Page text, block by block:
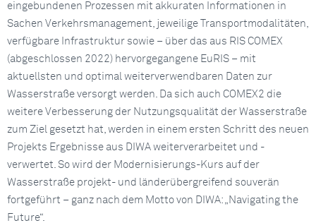
eingebundenen Prozessen mit akkuraten Informationen in
Sachen Verkehrsmanagement, jeweilige Transportmodalitäten,
verfügbare Infrastruktur sowie – über das aus RIS COMEX
(abgeschlossen 2022) hervorgegangene EuRIS – mit
aktuellsten und optimal weiterverwendbaren Daten zur
Wasserstraße versorgt werden. Da sich auch COMEX2 die
weitere Verbesserung der Nutzungsqualität der Wasserstraße
zum Ziel gesetzt hat, werden in einem ersten Schritt des neuen
Projekts Ergebnisse aus DIWA weiterverarbeitet und -
verwertet. So wird der Modernisierungs-Kurs auf der
Wasserstraße projekt- und länderübergreifend souverän
fortgeführt – ganz nach dem Motto von DIWA: „Navigating the
Future“.